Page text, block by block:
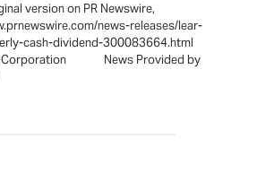
version on PR Newswire,
news-releases/lear-
cash-dividend-300083664.html
Corporation News Provided by